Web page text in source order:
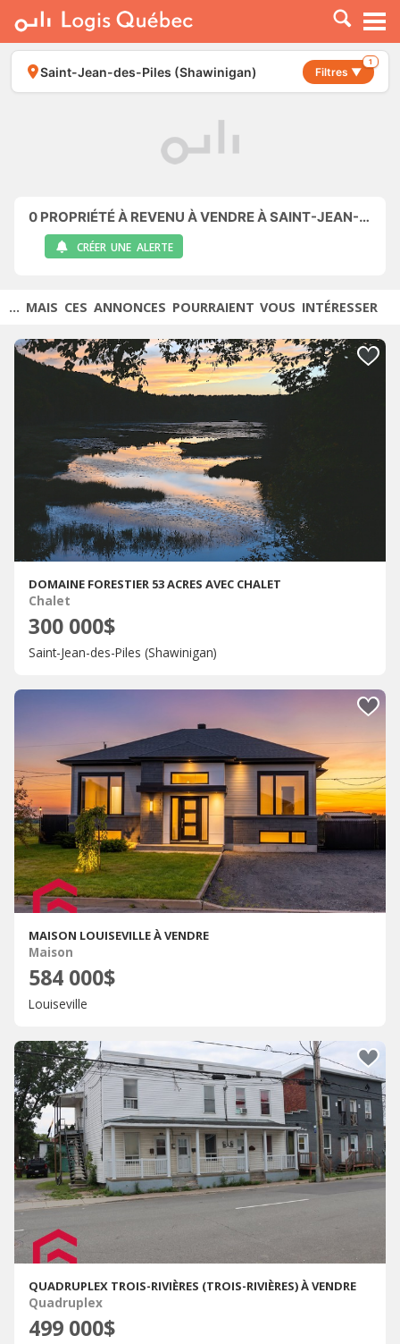
À LOUER
À VENDRE
PLACER UNE ANNONCE
Saint-Jean-des-Piles (Shawinigan) Filtres ▼
1
0 PROPRIÉTÉ À REVENU À VENDRE À SAINT-JEAN-DES-PILES (SHAWINIGAN)
CRÉER UNE ALERTE
... MAIS CES ANNONCES POURRAIENT VOUS INTÉRESSER
DOMAINE FORESTIER 53 ACRES AVEC CHALET
Chalet
300 000$
Saint-Jean-des-Piles (Shawinigan)
MAISON LOUISEVILLE À VENDRE
Maison
584 000$
Louiseville
QUADRUPLEX TROIS-RIVIÈRES (TROIS-RIVIÈRES) À VENDRE
Quadruplex
499 000$